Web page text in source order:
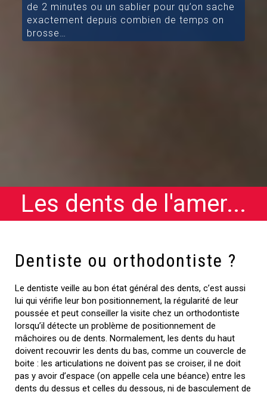
de 2 minutes ou un sablier pour qu’on sache
exactement depuis combien de temps on
brosse…
Les dents de l'amer...
Dentiste ou orthodontiste ?
Le dentiste veille au bon état général des dents, c’est aussi
lui qui vérifie leur bon positionnement, la régularité de leur
poussée et peut conseiller la visite chez un orthodontiste
lorsqu’il détecte un problème de positionnement de
mâchoires ou de dents. Normalement, les dents du haut
doivent recouvrir les dents du bas, comme un couvercle de
boite : les articulations ne doivent pas se croiser, il ne doit
pas y avoir d’espace (on appelle cela une béance) entre les
dents du dessus et celles du dessous, ni de basculement de